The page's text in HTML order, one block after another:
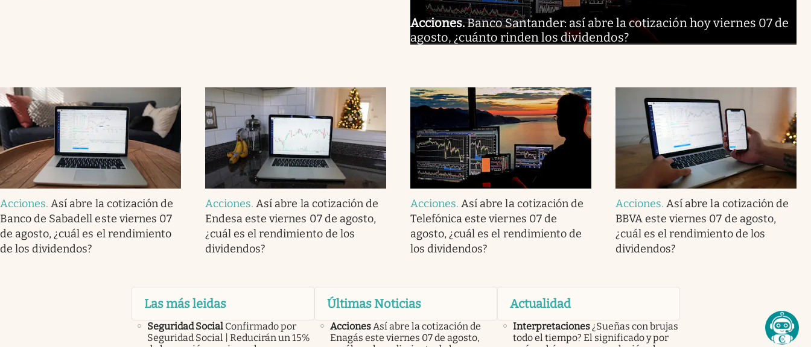
Acciones.Banco Santander: así abre la cotización hoy viernes 07 de
agosto, ¿cuánto rinden los dividendos?
Acciones.Así abre la cotización de
Banco de Sabadell este viernes 07
de agosto, ¿cuál es el rendimiento
de los dividendos?
Acciones.Así abre la cotización de
Endesa este viernes 07 de agosto,
¿cuál es el rendimiento de los
dividendos?
Acciones.Así abre la cotización de
Telefónica este viernes 07 de
agosto, ¿cuál es el rendimiento de
los dividendos?
Acciones.Así abre la cotización de
BBVA este viernes 07 de agosto,
¿cuál es el rendimiento de los
dividendos?
Las más leidas
Seguridad Social Confirmado por
Seguridad Social | Reducirán un 15%
Últimas Noticias
AccionesAsí abre la cotización de
Enagás este viernes 07 de agosto,
Actualidad
Interpretaciones¿Sueñas con brujas
todo el tiempo? El significado y por